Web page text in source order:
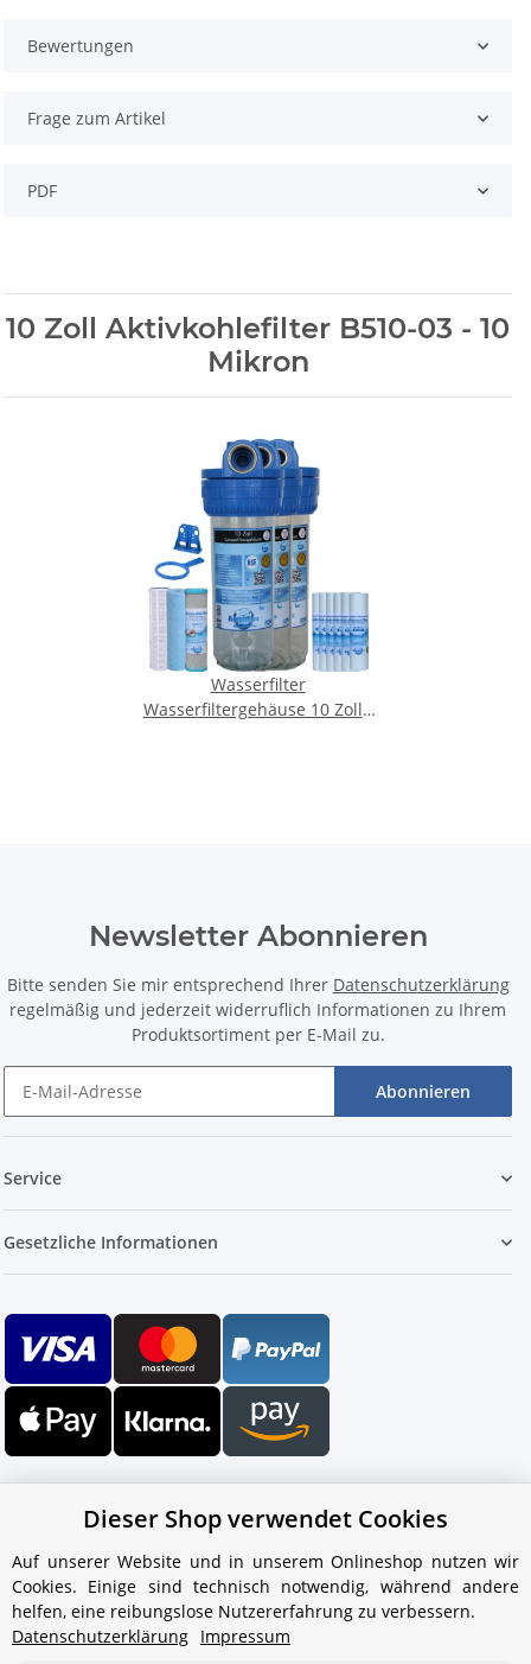
Bewertungen
Frage zum Artikel
PDF
10 Zoll Aktivkohlefilter B510-03 - 10
Mikron
Wasserfilter
Wasserfiltergehäuse 10 Zoll -
Newsletter Abonnieren
Bitte senden Sie mir entsprechend Ihrer Datenschutzerklärung
regelmäßig und jederzeit widerruflich Informationen zu Ihrem
Produktsortiment per E-Mail zu.
Abonnieren
Service
Gesetzliche Informationen
Ihr WhatsApp-Kontakt zum
Service Team
von Aquintos-Wasseraufbereitung
Dieser Shop verwendet Cookies
Auf unserer Website und in unserem Onlineshop nutzen wir
Cookies. Einige sind technisch notwendig, während andere
helfen, eine reibungslose Nutzererfahrung zu verbessern.
Datenschutzerklärung Impressum